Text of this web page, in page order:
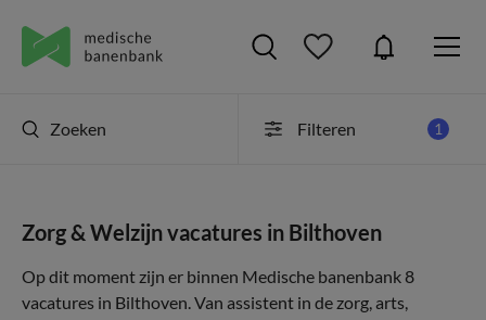
Zoeken Filteren 1
Zorg & Welzijn vacatures in Bilthoven
Op dit moment zijn er binnen Medische banenbank 8
vacatures in Bilthoven. Van assistent in de zorg, arts,